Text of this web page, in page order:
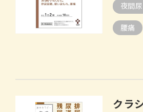
夜間尿
腰痛
クラ